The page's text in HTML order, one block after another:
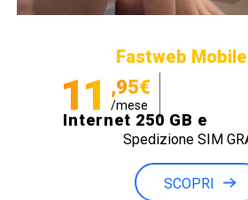
Fastweb
11 ,95€
/mese
Internet 250 GB e
Minuti illimitati
Spedizione SIM
SCOPRI